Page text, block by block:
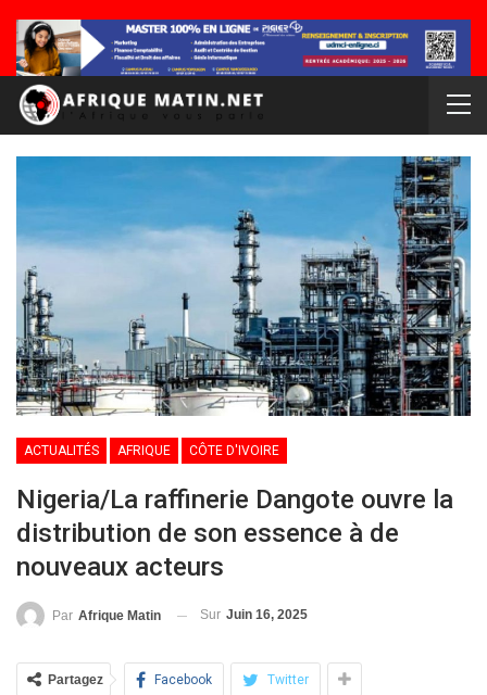
ACTUALITÉS AFRIQUE CÔTE D'IVOIRE
Nigeria/La raffinerie Dangote ouvre la
distribution de son essence à de
nouveaux acteurs
Par Afrique Matin Sur Juin 16, 2025
Partagez Facebook Twitter